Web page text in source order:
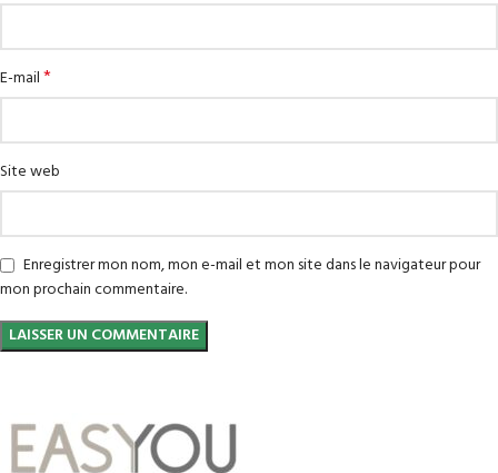
E-mail*
Site web
Enregistrer mon nom, mon e-mail et mon site dans le navigateur pour
mon prochain commentaire.